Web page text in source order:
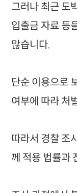
그러나 최근 도
입출금 자료 등
많습니다.
단순 이용으로
여부에 따라 처
따라서 경찰 조
께 적용 법률과